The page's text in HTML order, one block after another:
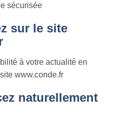
sécurisée
sur le site
à votre actualité en
www.conde.fr
naturellement